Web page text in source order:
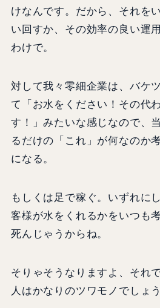
けなんです。だから、それを
い回すか、その効率の良い運
わけで。
対して我々零細企業は、バケ
て「お水をください！その代
す！」みたいな感じなので、
るだけの「これ」が何なのか
になる。
もしくは足で稼ぐ。いずれに
客様が水をくれるかをいつも
死んじゃうからね。
そりゃそうなりますよ、それ
人はかなりのツワモノでしょう